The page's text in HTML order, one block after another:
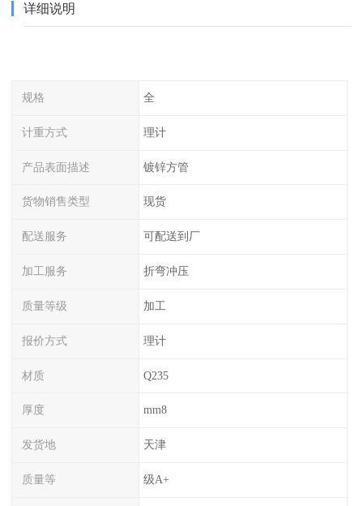
详细说明
规格 全
计重方式 理计
产品表面描述 镀锌方管
货物销售类型 现货
配送服务 可配送到厂
加工服务 折弯冲压
质量等级 加工
报价方式 理计
材质 Q235
厚度 mm8
发货地 天津
质量等 级A+